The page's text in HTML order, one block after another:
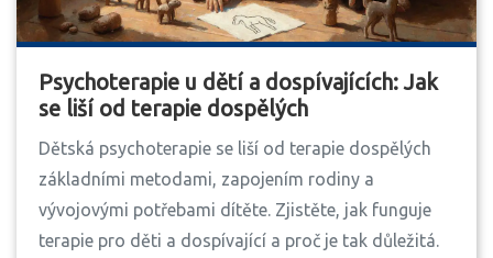
Psychoterapie u dětí a dospívajících: Jak
se liší od terapie dospělých
Dětská psychoterapie se liší od terapie dospělých
základními metodami, zapojením rodiny a
vývojovými potřebami dítěte. Zjistěte, jak funguje
terapie pro děti a dospívající a proč je tak důležitá.